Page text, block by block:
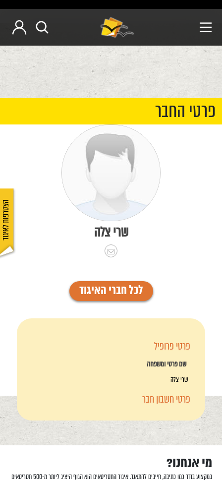
הצטרפות לאיגוד
פרטי החבר
שרי צלה
לכל חברי האיגוד
פרטי פרופיל
שם פרטי ומשפחה
שרי צלה
פרטי חשבון חבר
מי אנחנו?
במקצוע בודד כמו כתיבה, חייבים להתאגד. איגוד התסריטאים הוא הגוף היציג ליותר מ-500 תסריטאים